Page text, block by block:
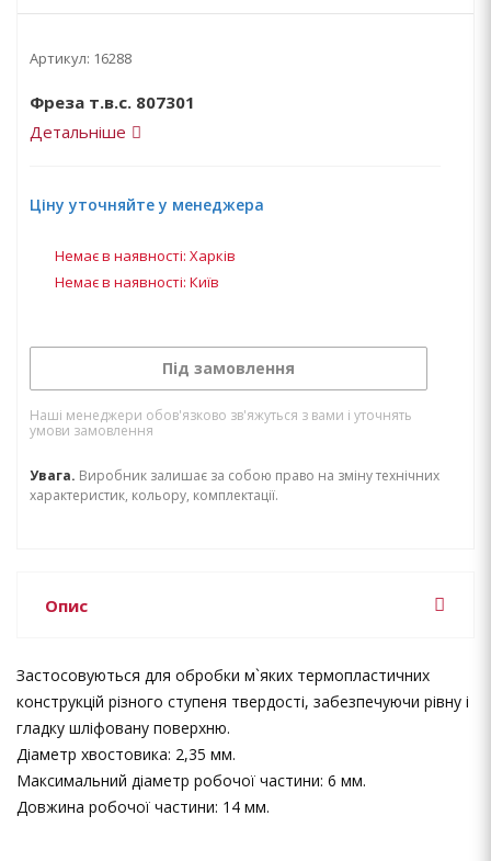
Артикул: 16288
Фреза т.в.с. 807301
Детальніше
Ціну уточняйте у менеджера
Немає в наявності: Харків
Немає в наявності: Київ
Під замовлення
Наші менеджери обов'язково зв'яжуться з вами і уточнять
умови замовлення
Увага. Виробник залишає за собою право на зміну технічних
характеристик, кольору, комплектації.
Опис
Застосовуються для обробки м`яких термопластичних
конструкцій різного ступеня твердості, забезпечуючи рівну і
гладку шліфовану поверхню.
Діаметр хвостовика: 2,35 мм.
Максимальний діаметр робочої частини: 6 мм.
Довжина робочої частини: 14 мм.